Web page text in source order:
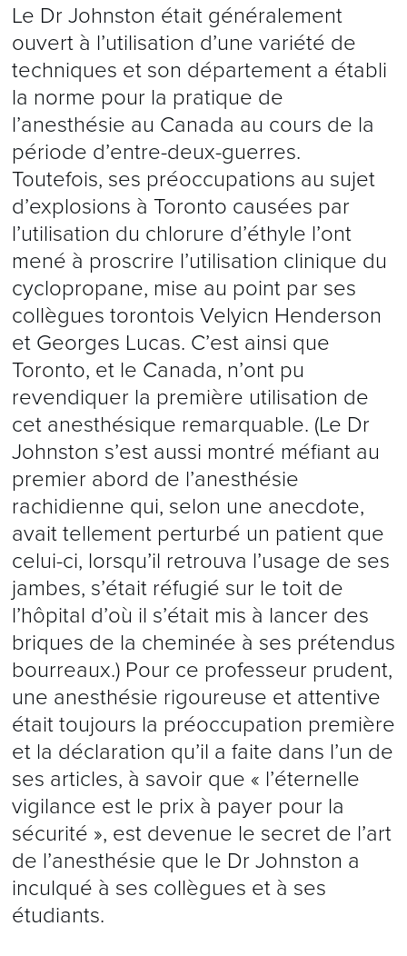
Le Dr Johnston était généralement
ouvert à l’utilisation d’une variété de
techniques et son département a établi
la norme pour la pratique de
l’anesthésie au Canada au cours de la
période d’entre-deux-guerres.
Toutefois, ses préoccupations au sujet
d’explosions à Toronto causées par
l’utilisation du chlorure d’éthyle l’ont
mené à proscrire l’utilisation clinique du
cyclopropane, mise au point par ses
collègues torontois Velyicn Henderson
et Georges Lucas. C’est ainsi que
Toronto, et le Canada, n’ont pu
revendiquer la première utilisation de
cet anesthésique remarquable. (Le Dr
Johnston s’est aussi montré méfiant au
premier abord de l’anesthésie
rachidienne qui, selon une anecdote,
avait tellement perturbé un patient que
celui-ci, lorsqu’il retrouva l’usage de ses
jambes, s’était réfugié sur le toit de
l’hôpital d’où il s’était mis à lancer des
briques de la cheminée à ses prétendus
bourreaux.) Pour ce professeur prudent,
une anesthésie rigoureuse et attentive
était toujours la préoccupation première
et la déclaration qu’il a faite dans l’un de
ses articles, à savoir que « l’éternelle
vigilance est le prix à payer pour la
sécurité », est devenue le secret de l’art
de l’anesthésie que le Dr Johnston a
inculqué à ses collègues et à ses
étudiants.